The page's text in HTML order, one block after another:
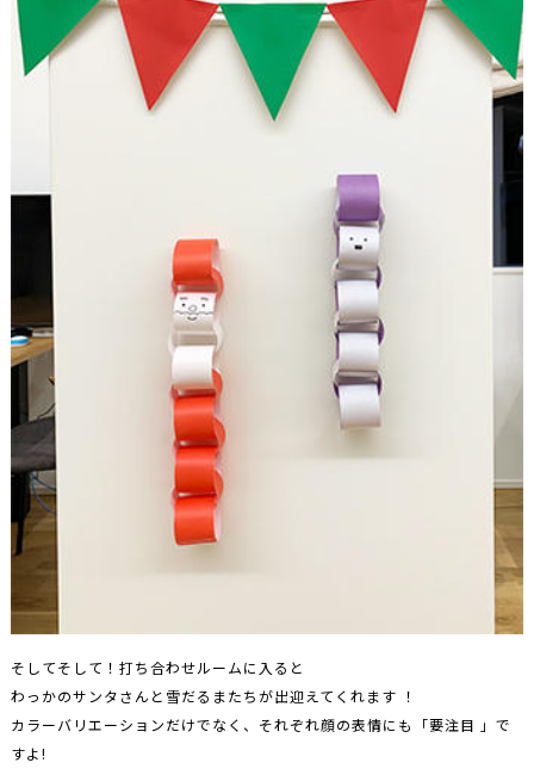
そしてそして！打ち合わせルームに入ると
わっかのサンタさんと雪だるまたちが出迎えてくれます ！
カラーバリエーションだけでなく、それぞれ顔の表情にも「要注目 」で
すよ!